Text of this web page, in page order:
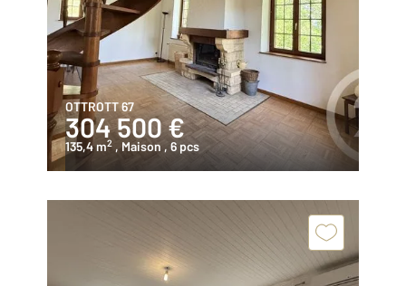
OTTROTT 67
304 500 €
135,4 m2 , Maison , 6 pcs